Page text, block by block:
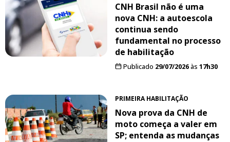
CNH Brasil não é uma
nova CNH: a autoescola
continua sendo
fundamental no processo
de habilitação
Publicado 29/07/2026às 17h30
PRIMEIRA HABILITAÇÃO
Nova prova da CNH de
moto começa a valer em
SP; entenda as mudanças